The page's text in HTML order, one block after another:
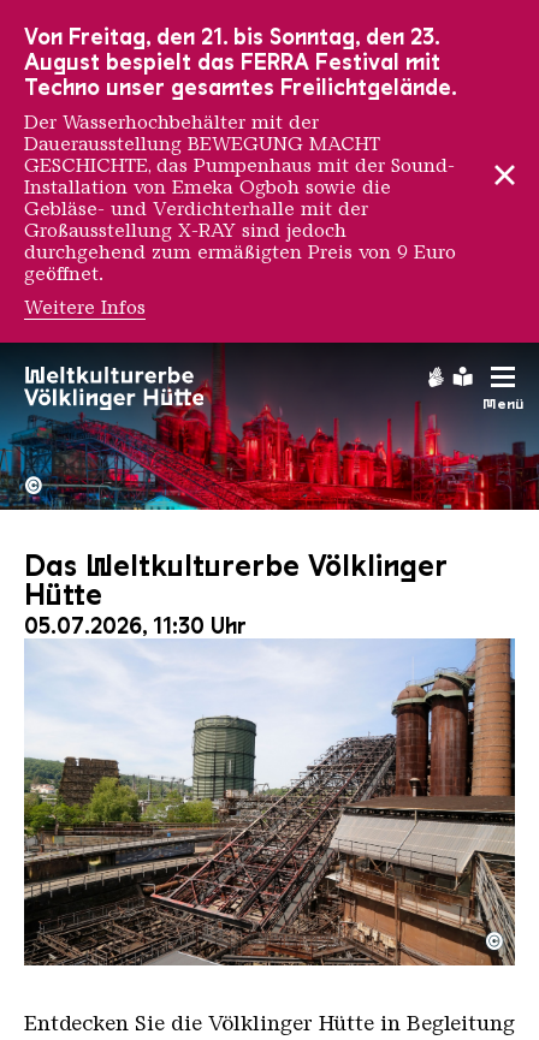
Menü
Hochofengruppe in Rot
Copyright:
©
Das Weltkulturerbe Völklinger
Hütte
05.07.2026, 11:30 Uhr
Der Erzschrägaufzug der Völklinger Hütte mit
Copyright: Weltkulturerbe Völklinger Hütte | Karl
©
Entdecken Sie die Völklinger Hütte in Begleitung
Von Freitag, den 21. bis Sonntag, den 23.
August bespielt das FERRA Festival mit
Techno unser gesamtes Freilichtgelände.
Der Wasserhochbehälter mit der
Dauerausstellung BEWEGUNG MACHT
GESCHICHTE, das Pumpenhaus mit der Sound-
Installation von Emeka Ogboh sowie die
Gebläse- und Verdichterhalle mit der
Großausstellung X-RAY sind jedoch
durchgehend zum ermäßigten Preis von 9 Euro
geöffnet.
Weitere Infos